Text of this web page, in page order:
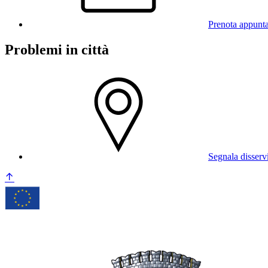
Prenota
Problemi in città
Segnala